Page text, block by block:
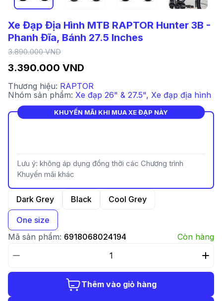
Xe Đạp Địa Hình MTB RAPTOR Hunter 3B -
Phanh Đĩa, Bánh 27.5 Inches
3.390.000 VND
3.890.000 VND
Thương hiệu: RAPTOR
Nhóm sản phẩm: Xe đạp 26" & 27.5", Xe đạp địa hình
KHUYẾN MÃI KHI MUA XE ĐẠP NÀY
Lưu ý: không áp dụng đồng thời các Chương trình
Khuyến mãi khác
Dark Grey Black Cool Grey
One size
Mã sản phẩm: 6918068024194 Còn hàng
Thêm vào giỏ hàng